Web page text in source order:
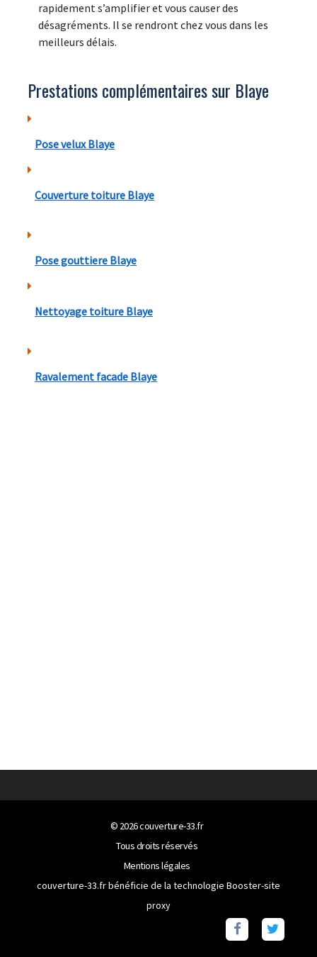
rapidement s’amplifier et vous causer des
désagréments. Il se rendront chez vous dans les
meilleurs délais.
Prestations complémentaires sur Blaye
Pose velux Blaye
Couverture toiture Blaye
Pose gouttiere Blaye
Nettoyage toiture Blaye
Ravalement facade Blaye
© 2026couverture-33.fr
Tous droits réservés
Mentions légales
couverture-33.fr bénéficie de la technologie Booster-site
proxy